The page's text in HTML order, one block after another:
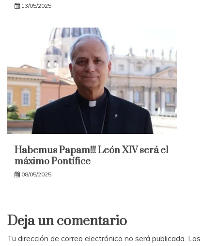
13/05/2025
Habemus Papam!!! León XIV será el
máximo Pontífice
08/05/2025
Deja un comentario
Tu dirección de correo electrónico no será publicada. Los